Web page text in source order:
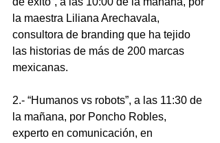
la maestra Liliana Arechavala,
consultora de branding que ha tejido
las historias de más de 200 marcas
mexicanas.
2.- “Humanos vs robots”, a las 11:30 de
la mañana, por Poncho Robles,
experto en comunicación, en